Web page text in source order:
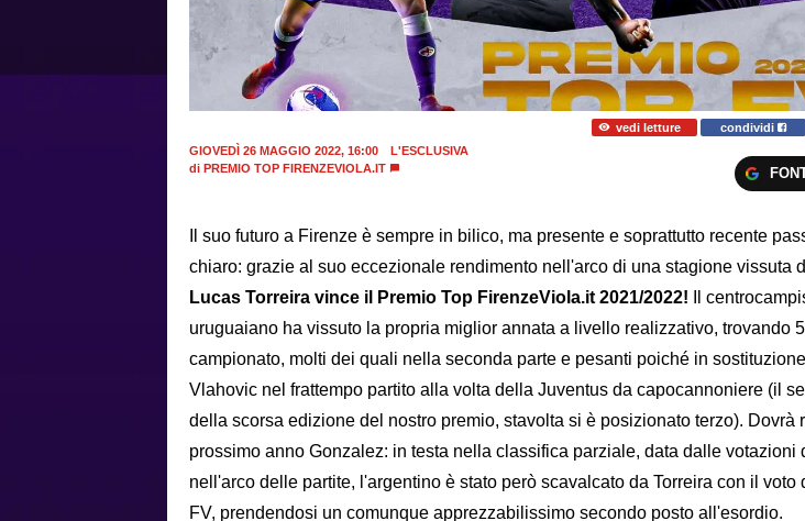
vedi letture condividi
GIOVEDÌ 26 MAGGIO 2022, 16:00
L'ESCLUSIVA
di PREMIO TOP FIRENZEVIOLA.IT
Il suo futuro a Firenze è sempre in bilico, ma presente e soprattutto recente
chiaro: grazie al suo eccezionale rendimento nell'arco di una stagione vissuta
Lucas Torreira vince il Premio Top FirenzeViola.it 2021/2022! Il
uruguaiano ha vissuto la propria miglior annata a livello realizzativo, trovando
campionato, molti dei quali nella seconda parte e pesanti poiché in
Vlahovic nel frattempo partito alla volta della Juventus da capocannoniere (il
della scorsa edizione del nostro premio, stavolta si è posizionato terzo). Dovrà
prossimo anno Gonzalez: in testa nella classifica parziale, data dalle votazioni
nell'arco delle partite, l'argentino è stato però scavalcato da Torreira con il voto
FV, prendendosi un comunque apprezzabilissimo secondo posto all'esordio.